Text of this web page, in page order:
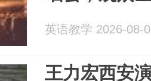
英语教学 2026-08-
王力宏西安